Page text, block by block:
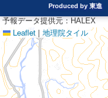
Produced by 東進
Leaflet | 地理院タイル
予報データ提供元：HALEX